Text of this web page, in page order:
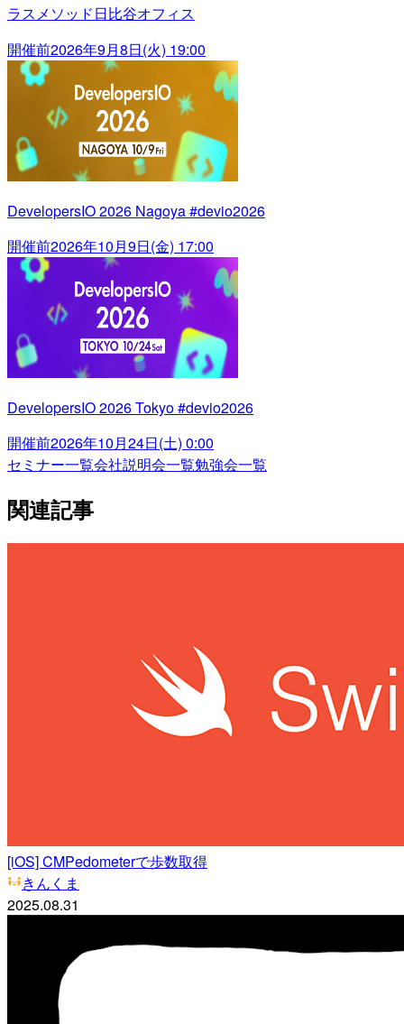
ラスメソッド日比谷オフィス
開催前2026年9月8日(火) 19:00
DevelopersIO 2026 Nagoya #devio2026
開催前2026年10月9日(金) 17:00
DevelopersIO 2026 Tokyo #devio2026
開催前2026年10月24日(土) 0:00
セミナー一覧会社説明会一覧勉強会一覧
関連記事
[iOS] CMPedometerで歩数取得
きんくま
2025.08.31